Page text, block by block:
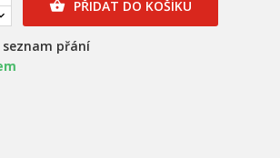
 PŘIDAT DO KOŠÍKU
přání